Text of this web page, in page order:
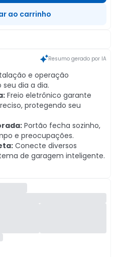
ao carrinho
Resumo gerado por IA
e operação
dia a dia.
Freio eletrônico garante
protegendo seu
Portão fecha sozinho,
e preocupações.
Conecte diversos
de garagem inteligente.